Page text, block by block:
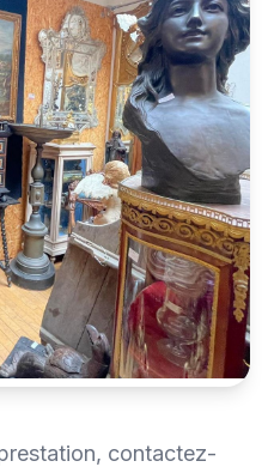
contactez-